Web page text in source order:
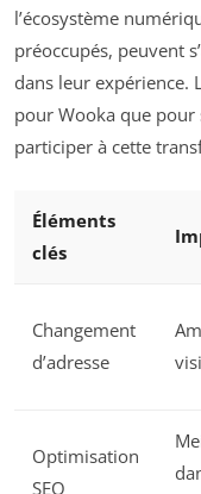
l’écosystème
préoccupés, peuvent
dans leur expérience.
pour Wooka que
participer à cette
Éléments
clés
Changement
d’adresse
Optimisation
SEO